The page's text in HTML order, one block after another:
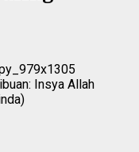
Insya Allah